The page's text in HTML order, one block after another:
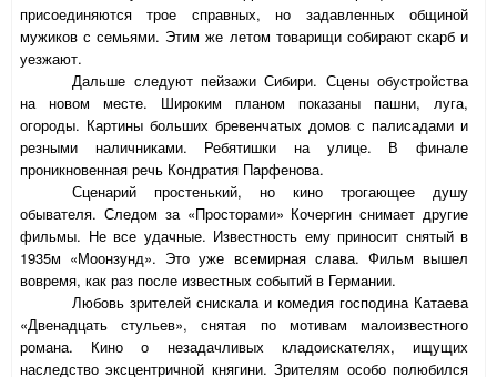
присоединяются трое справных, но задавленных общиной
мужиков с семьями. Этим же летом товарищи собирают скарб и
уезжают.
Дальше следуют пейзажи Сибири. Сцены обустройства
на новом месте. Широким планом показаны пашни, луга,
огороды. Картины больших бревенчатых домов с палисадами и
резными наличниками. Ребятишки на улице. В финале
проникновенная речь Кондратия Парфенова.
Сценарий простенький, но кино трогающее душу
обывателя. Следом за «Просторами» Кочергин снимает другие
фильмы. Не все удачные. Известность ему приносит снятый в
1935м «Моонзунд». Это уже всемирная слава. Фильм вышел
вовремя, как раз после известных событий в Германии.
Любовь зрителей снискала и комедия господина Катаева
«Двенадцать стульев», снятая по мотивам малоизвестного
романа. Кино о незадачливых кладоискателях, ищущих
наследство эксцентричной княгини. Зрителям особо полюбился